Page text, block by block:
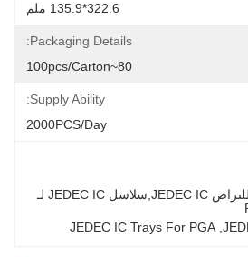
322.6*135.9 ملم
Packaging Details:
80~100pcs/carton
Supply Ability:
2000PCS/Day
الصفائح القياسية القابلة للتراص JEDEC IC,سلاسل JEDEC IC لـ
,
JEDEC IC Trays For PGA